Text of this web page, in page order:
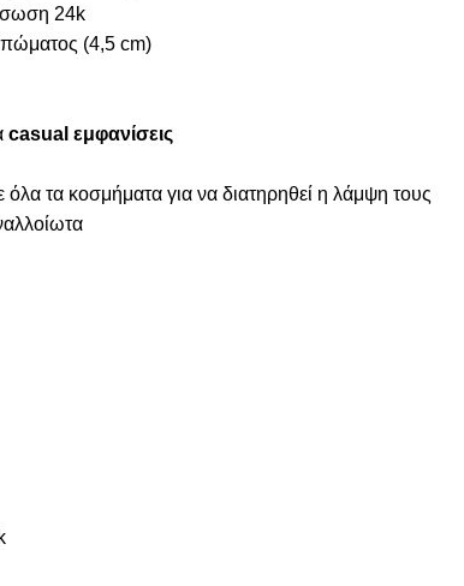
24k
(4,5 cm)
casual εμφανίσεις
τα κοσμήματα για να διατηρηθεί η λάμψη τους